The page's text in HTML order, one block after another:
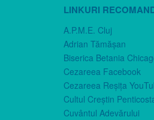
LINKURI
A.P.M.E. Cluj
Adrian Tămăşan
Biserica Betania
Cezareea Facebook
Cezareea Reşiţa
Cultul Creştin
Cuvântul Adevărului